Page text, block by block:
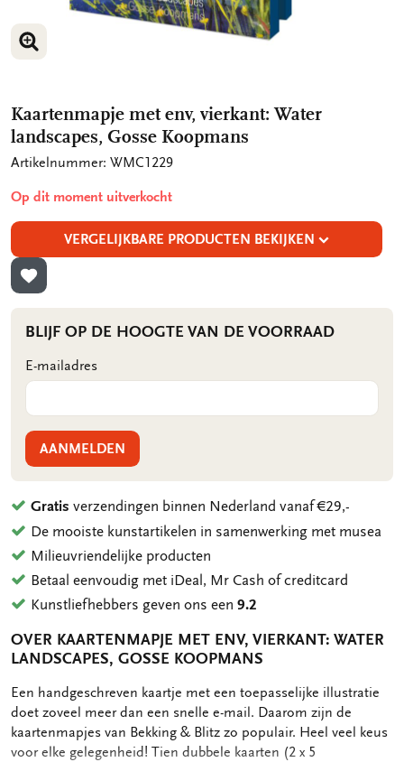
VERGROOT AFBEELDING
VERGROOT AFBEELDING
Kaartenmapje met env, vierkant: Water
landscapes, Gosse Koopmans
Artikelnummer: WMC1229
Op dit moment uitverkocht
VERGELIJKBARE PRODUCTEN BEKIJKEN
TOEVOEGEN AAN VERLANGLIJST
BLIJF OP DE HOOGTE VAN DE VOORRAAD
E-mailadres
AANMELDEN
Gratis verzendingen binnen Nederland vanaf €29,-
De mooiste kunstartikelen in samenwerking met musea
Milieuvriendelijke producten
Betaal eenvoudig met iDeal, Mr Cash of creditcard
Kunstliefhebbers geven ons een9.2
OVER KAARTENMAPJE MET ENV, VIERKANT: WATER
LANDSCAPES, GOSSE KOOPMANS
OMSCHRIJVING
Een handgeschreven kaartje met een toepasselijke illustratie
doet zoveel meer dan een snelle e-mail. Daarom zijn de
kaartenmapjes van Bekking & Blitz zo populair. Heel veel keus
voor elke gelegenheid! Tien dubbele kaarten (2 x 5